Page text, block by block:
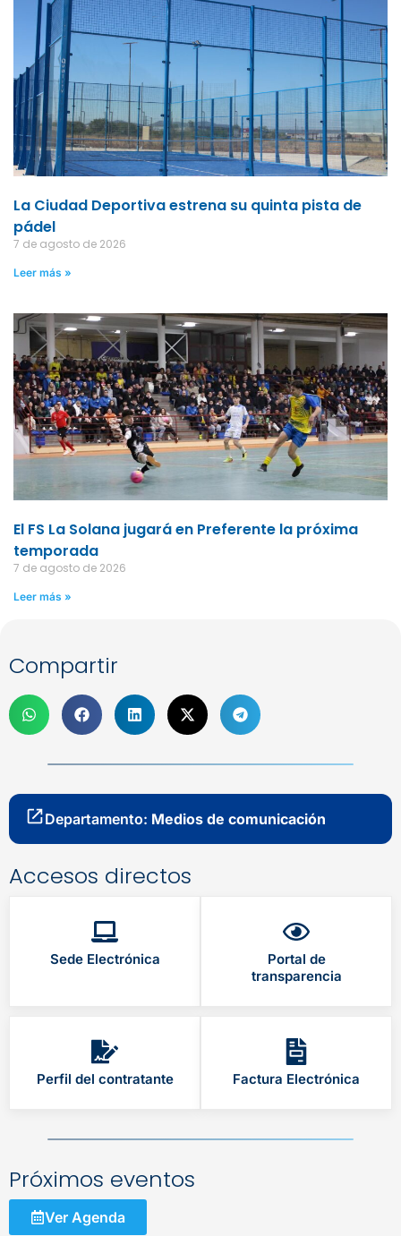
La Ciudad Deportiva estrena su quinta pista de
pádel
7 de agosto de 2026
Leer más »
El FS La Solana jugará en Preferente la próxima
temporada
7 de agosto de 2026
Leer más »
Compartir
Departamento: Medios de comunicación
Accesos directos
Sede Electrónica
Portal de
transparencia
Perfil del contratante Factura Electrónica
Próximos eventos
Ver Agenda